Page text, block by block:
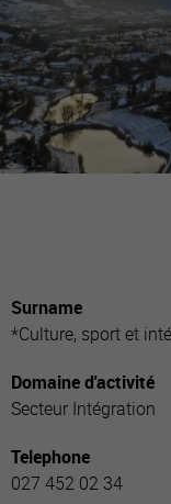
Surname
*Culture, sport et
Domaine d'activité
Secteur Intégration
Telephone
027 452 02 34